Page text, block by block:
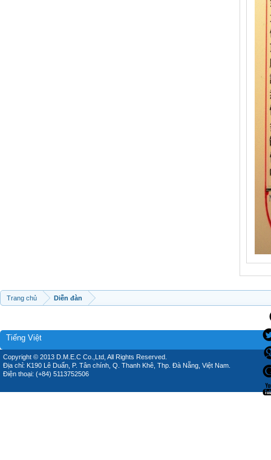
Trang chủ Diễn đàn
Tiếng Việt
Copyright © 2013 D.M.E.C Co.,Ltd, All Rights Reserved.
Địa chỉ: K190 Lê Duẩn, P. Tân chính, Q. Thanh Khê, Thp. Đà Nẵng, Việt Nam.
Điện thoại: (+84) 5113752506